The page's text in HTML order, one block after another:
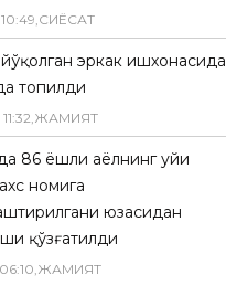
10:49,СИËСАТ
эркак ишхонасида
топилди
11:32,ЖАМИЯТ
86 ёшли аёлнинг уйи
номига
юзасидан
қўзғатилди
06:10,ЖАМИЯТ